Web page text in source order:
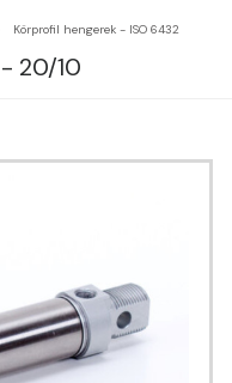
Körprofil hengerek - ISO 6432
20/10